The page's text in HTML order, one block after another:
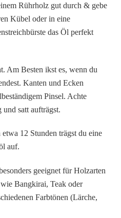
Rührholz gut durch & gebe
Kübel oder in eine
das Öl perfekt
Am Besten ikst es, wenn du
Kanten und Ecken
Pinsel. Achte
und satt aufträgst.
12 Stunden trägst du eine
auf.
geeignet für Holzarten
Bangkirai, Teak oder
Farbtönen (Lärche,